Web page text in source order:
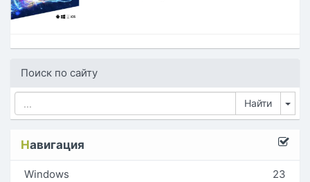
Поиск по сайту
Навигация
Windows 23